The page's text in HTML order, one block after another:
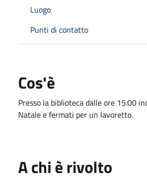
Luogo
Punti di contatto
Cos'è
Presso la biblioteca dalle ore 15:00
Natale e fermati per un lavoretto.
A chi è rivolto